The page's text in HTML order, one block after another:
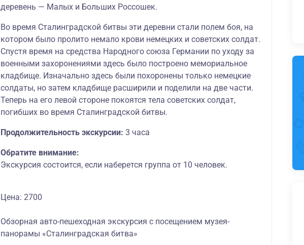
деревень — Малых и Больших Россошек.
Во время Сталинградской битвы эти деревни стали полем боя, на
котором было пролито немало крови немецких и советских солдат.
Спустя время на средства Народного союза Германии по уходу за
военными захоронениями здесь было построено мемориальное
кладбище. Изначально здесь были похоронены только немецкие
солдаты, но затем кладбище расширили и поделили на две части.
Теперь на его левой стороне покоятся тела советских солдат,
погибших во время Сталинградской битвы.
Продолжительность экскурсии: 3 часа
Обратите внимание:
Экскурсия состоится, если наберется группа от 10 человек.
Цена: 2700
Обзорная авто-пешеходная экскурсия с посещением музея-
панорамы «Сталинградская битва»